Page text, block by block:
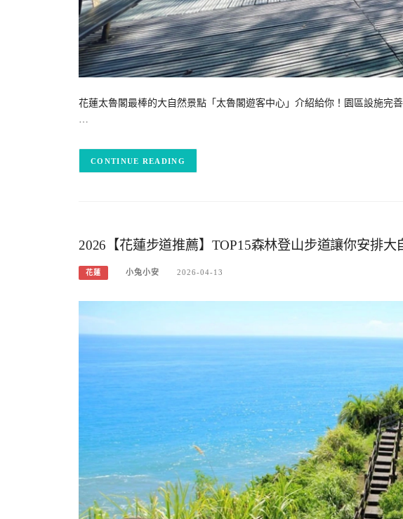
花蓮太魯閣最棒的大自然景點「太魯閣遊客中心」介紹給你！園區設施完
CONTINUE READING
2026【花蓮步道推薦】TOP15森林登山步道讓你安排大
花蓮 小兔小安 2026-04-13